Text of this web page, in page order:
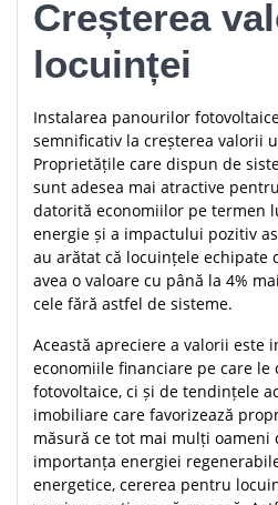
Creșterea
locuinței
Instalarea panourilor
semnificativ la creșterea valorii
Proprietățile care dispun de
sunt adesea mai atractive
datorită economiilor pe termen
energie și a impactului pozitiv
au arătat că locuințele echipate
avea o valoare cu până la 4%
cele fără astfel de sisteme.
Această apreciere a valorii este
economiile financiare pe care le
fotovoltaice, ci și de tendințele
imobiliare care favorizează
măsură ce tot mai mulți oameni
importanța energiei
energetice, cererea pentru